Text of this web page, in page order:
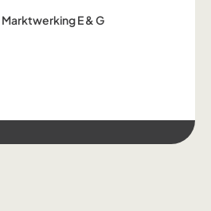
Marktwerking E & G